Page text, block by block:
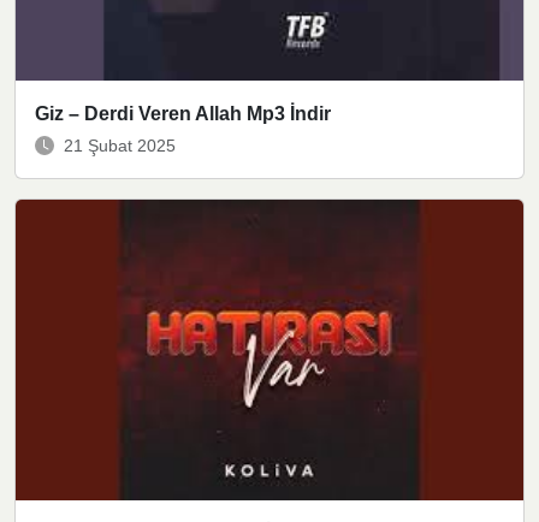
Giz – Derdi Veren Allah Mp3 İndir
21 Şubat 2025